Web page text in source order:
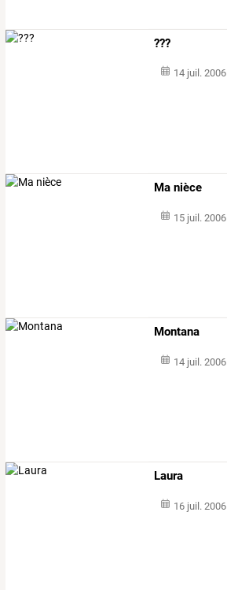
???
14 juil. 2006
Ma nièce
15 juil. 2006
Montana
14 juil. 2006
Laura
16 juil. 2006